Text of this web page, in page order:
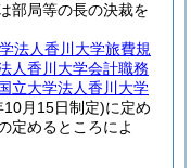
部局等の長の決裁を
法人香川大学旅費規
人香川大学会計職務
立大学法人香川大学
月15日制定)に定め
定めるところによ